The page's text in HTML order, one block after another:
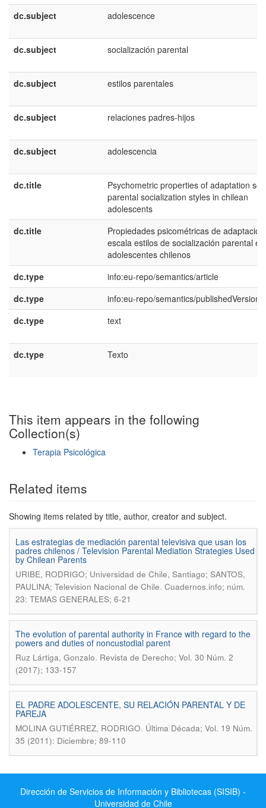
dc.subject adolescence
dc.subject socialización parental
dc.subject estilos parentales
dc.subject relaciones padres-hijos
dc.subject adolescencia
dc.title
Psychometric properties of adaptation
parental socialization styles in chilean
adolescents
dc.title
Propiedades psicométricas de adaptación
escala estilos de socialización parental en
adolescentes chilenos
dc.type
info:eu-repo/semantics/article
dc.type
info:eu-repo/semantics/publishedVersion
dc.type
text
dc.type Texto
This item appears in the following
Collection(s)
Terapia Psicológica
Related items
Showing items related by title, author, creator and subject.
Las estrategias de mediación parental televisiva que usan los
padres chilenos / Television Parental Mediation Strategies Used
by Chilean Parents
URIBE, RODRIGO; Universidad de Chile, Santiago; SANTOS,
PAULINA; Television Nacional de Chile. Cuadernos.info; núm.
23: TEMAS GENERALES; 6-21
The evolution of parental authority in France with regard to the
powers and duties of noncustodial parent
Ruz Lártiga, Gonzalo. Revista de Derecho; Vol. 30 Núm. 2
(2017); 133-157
EL PADRE ADOLESCENTE, SU RELACIÓN PARENTAL Y DE
PAREJA
MOLINA GUTIÉRREZ, RODRIGO. Última Década; Vol. 19 Núm.
35 (2011): Diciembre; 89-110
Dirección de Servicios de Información y Bibliotecas (SISIB) -
Universidad de Chile